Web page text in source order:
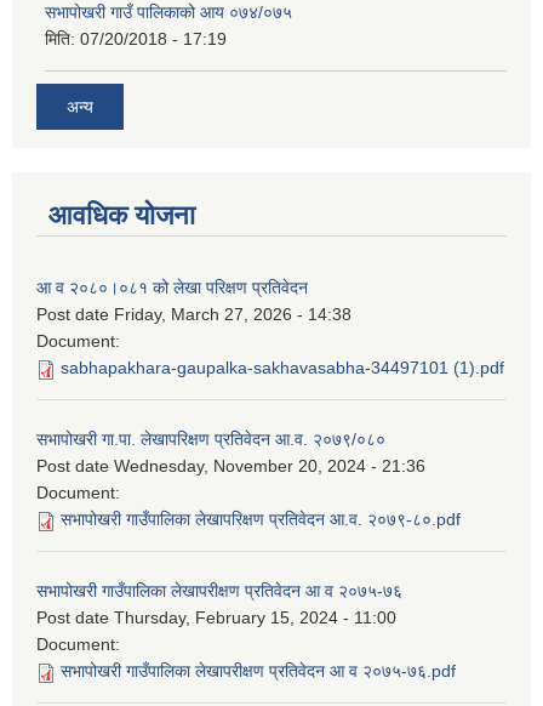
सभापोखरी गाउँ पालिकाको आय ०७४/०७५
मिति: 07/20/2018 - 17:19
अन्य
आवधिक योजना
आ व २०८०।०८१ को लेखा परिक्षण प्रतिवेदन
Post date Friday, March 27, 2026 - 14:38
Document:
sabhapakhara-gaupalka-sakhavasabha-34497101 (1).pdf
सभापोखरी गा.पा. लेखापरिक्षण प्रतिवेदन आ.व. २०७९/०८०
Post date Wednesday, November 20, 2024 - 21:36
Document:
सभापोखरी गाउँपालिका लेखापरिक्षण प्रतिवेदन आ.व. २०७९-८०.pdf
सभापोखरी गाउँपालिका लेखापरीक्षण प्रतिवेदन आ व २०७५-७६
Post date Thursday, February 15, 2024 - 11:00
Document:
सभापोखरी गाउँपालिका लेखापरीक्षण प्रतिवेदन आ व २०७५-७६.pdf